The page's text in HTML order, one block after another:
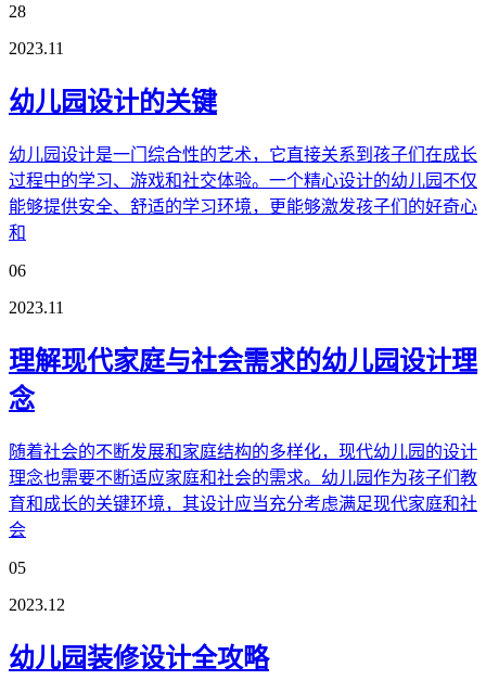
28
2023.11
幼儿园设计的关键
幼儿园设计是一门综合性的艺术，它直接关系到孩子们在成长
过程中的学习、游戏和社交体验。一个精心设计的幼儿园不仅
能够提供安全、舒适的学习环境，更能够激发孩子们的好奇心
和
06
2023.11
理解现代家庭与社会需求的幼儿园设计理
念
随着社会的不断发展和家庭结构的多样化，现代幼儿园的设计
理念也需要不断适应家庭和社会的需求。幼儿园作为孩子们教
育和成长的关键环境，其设计应当充分考虑满足现代家庭和社
会
05
2023.12
幼儿园装修设计全攻略